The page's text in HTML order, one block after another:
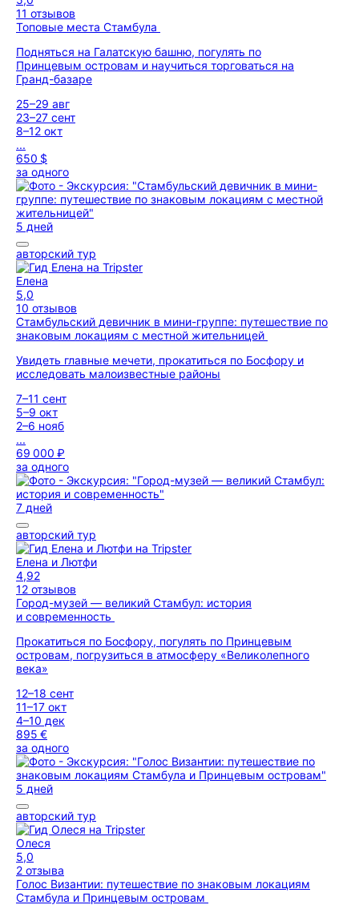
11 отзывов
Топовые места Стамбула
Подняться на Галатскую башню, погулять по
Принцевым островам и научиться торговаться на
Гранд-базаре
25–29 авг
23–27 сент
8–12 окт
...
650 $
за одного
5 дней
авторский тур
Елена
5,0
10 отзывов
Стамбульский девичник в мини-группе: путешествие по
знаковым локациям с местной жительницей
Увидеть главные мечети, прокатиться по Босфору и
исследовать малоизвестные районы
7–11 сент
5–9 окт
2–6 нояб
...
69 000 ₽
за одного
7 дней
авторский тур
Елена и Лютфи
4,92
12 отзывов
Город-музей — великий Стамбул: история
и современность
Прокатиться по Босфору, погулять по Принцевым
островам, погрузиться в атмосферу «Великолепного
века»
12–18 сент
11–17 окт
4–10 дек
895 €
за одного
5 дней
авторский тур
Олеся
5,0
2 отзыва
Голос Византии: путешествие по знаковым локациям
Стамбула и Принцевым островам